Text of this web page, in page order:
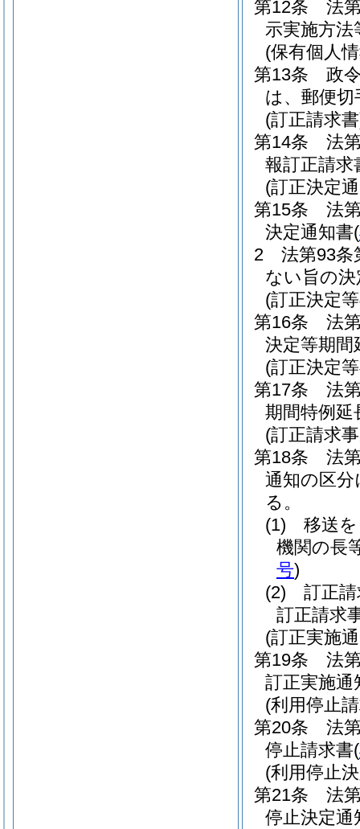
第12条
法
示実施方法
(保有個人
第13条
政
は、郵便
(訂正請求
第14条
法
報訂正請求
(訂正決定
第15条
法
決定通知書(
2
法第93条
ない旨の
(訂正決定
第16条
法
決定等期間
(訂正決定
第17条
法
期間特例延
(訂正請求
第18条
法
通知の区分
る。
(1)
移送
機関の長
号)
(2)
訂正
訂正請求
(訂正実施
第19条
法
訂正実施通
(利用停止
第20条
法
停止請求書(
(利用停止
第21条
法
停止決定通